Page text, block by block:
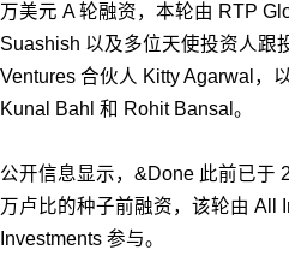
万美元 A 轮融资，本轮由 RTP
Suashish 以及多位天使投资人跟
Ventures 合伙人 Kitty Agarwal，
Kunal Bahl 和 Rohit Bansal。
公开信息显示，&Done 此前已于
万卢比的种子前融资，该轮由 All
Investments 参与。